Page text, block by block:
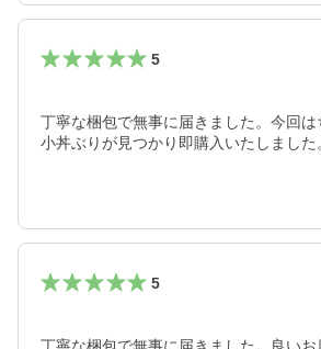
5
丁寧な梱包で無事に届きました。今回は
小丼ぶりが見つかり即購入いたしました
5